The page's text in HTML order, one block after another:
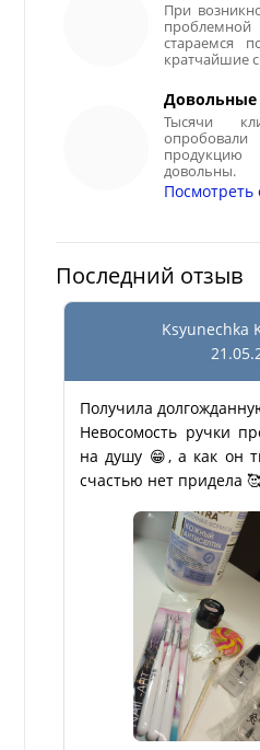
При
стараемся
кратчайшие
Тысячи
довольны.
Посмотреть
Последний отзыв
Ksyunechka
Получила
Невосомость ручки
на душу 😁, а как он
счастью нет придела